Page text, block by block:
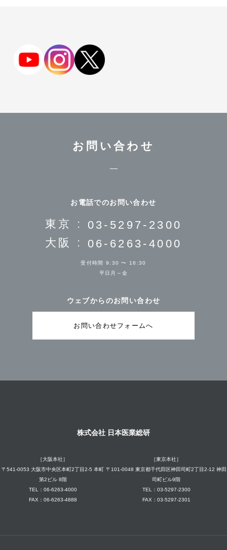
お問い合わせ
お電話でのお問い合わせ
東京 : 03-5297-2300
大阪 : 06-6263-4000
受付時間 9:30 〜 16:30
平日月～金
ウェブからのお問い合わせ
お問い合わせフォームへ
株式会社 日本医業総研
［大阪本社］
〒541-0053 大阪市中央区本町2丁目2-5 本町
第2ビル 8階
TEL：06-6263-4000
FAX：06-6263-4888
［東京本社］
〒101-0048 東京都千代田区神田司町2丁目2-12 神田
司町ビル9階
TEL：03-5297-2300
FAX：03-5297-2301